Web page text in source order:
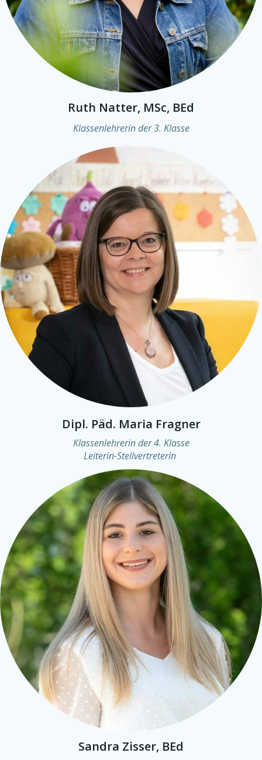
Ruth Natter, MSc, BEd
Klassenlehrerin der 3. Klasse
Dipl. Päd. Maria Fragner
Klassenlehrerin der 4. Klasse
Leiterin-Stellvertreterin
Sandra Zisser, BEd